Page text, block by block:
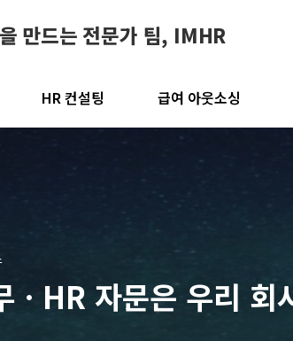
만드는 전문가 팀, IMHR
HR 컨설팅 급여 아웃소싱
ㆍHR 자문은 우리 회